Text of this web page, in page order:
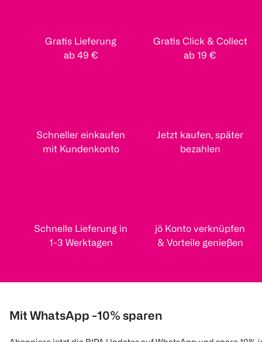
Gratis Lieferung
ab 49 €
Gratis Click & Collect
ab 19 €
Schneller einkaufen
mit Kundenkonto
Jetzt kaufen, später
bezahlen
Schnelle Lieferung in
1-3 Werktagen
jö Konto verknüpfen
& Vorteile genießen
Mit WhatsApp -10% sparen